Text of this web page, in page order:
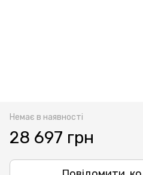
Немає в наявності
28 697 грн